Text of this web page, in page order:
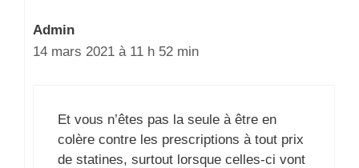
Admin
14 mars 2021 à 11 h 52 min
Et vous n’êtes pas la seule à être en
colère contre les prescriptions à tout prix
de statines, surtout lorsque celles-ci vont